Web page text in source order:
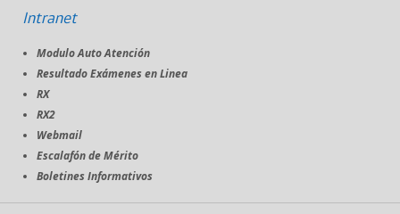
Intranet
Modulo Auto Atención
Resultado Exámenes en Linea
RX
RX2
Webmail
Escalafón de Mérito
Boletines Informativos